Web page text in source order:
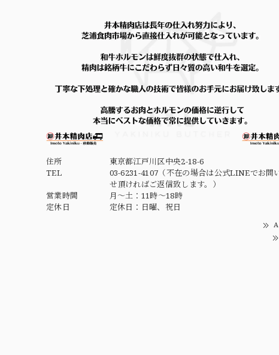
住所
東京都江戸川区中央2-18-6
TEL
03-6231-4107（不在の場合は公式LINEでお問
せ頂ければご返信致します。）
営業時間
月～土：11時～18時
定休日
定休日：日曜、祝日